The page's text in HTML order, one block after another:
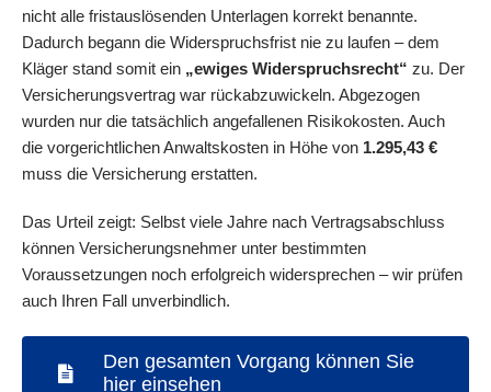
nicht alle fristauslösenden Unterlagen korrekt benannte.
Dadurch begann die Widerspruchsfrist nie zu laufen – dem
Kläger stand somit ein „ewiges Widerspruchsrecht“ zu. Der
Versicherungsvertrag war rückabzuwickeln. Abgezogen
wurden nur die tatsächlich angefallenen Risikokosten. Auch
die vorgerichtlichen Anwaltskosten in Höhe von 1.295,43 €
muss die Versicherung erstatten.
Das Urteil zeigt: Selbst viele Jahre nach Vertragsabschluss
können Versicherungsnehmer unter bestimmten
Voraussetzungen noch erfolgreich widersprechen – wir prüfen
auch Ihren Fall unverbindlich.
Den gesamten Vorgang können Sie
hier einsehen